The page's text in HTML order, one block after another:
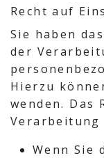
Recht auf
Sie haben
der
Hierzu
wenden. Das
Verarbeitung
Wenn Sie